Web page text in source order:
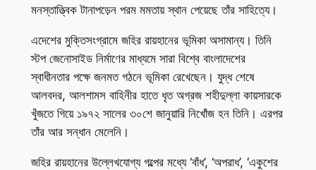
মনস্তাত্ত্বিক টানাপড়েন পরম মমতায় স্থান পেয়েছে তাঁর সাহিত্যে।
এদেশের মুক্তিসংগ্রামে জহির রায়হানের ভূমিকা অসামান্য। তিনি
স্টপ জেনোসাইড নির্মাণের মাধ্যমে সারা বিশ্বে বাংলাদেশের
স্বাধীনতার পক্ষে জনমত গঠনে ভূমিকা রেখেছেন। যুদ্ধ শেষে
আলবদর, আলশামস বাহিনীর হাতে ধৃত অগ্রজ শহীদুল্লা কায়সারকে
খুঁজতে গিয়ে ১৯৭২ সালের ৩০শে জানুয়ারি নিখোঁজ হন তিনি। এরপর
তাঁর আর সন্ধান মেলেনি।
জহির রায়হানের উল্লেখযোগ্য গল্পের মধ্যে ‘বাঁধ’, ‘অপরাধ’, ‘একুশের